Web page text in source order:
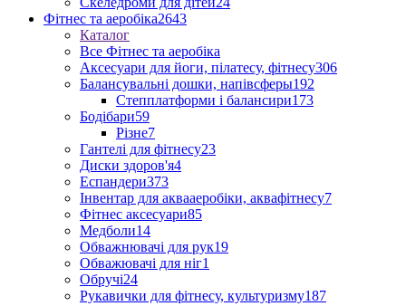
Фітнес та аеробіка2643
Каталог
Все Фітнес та аеробіка
Аксесуари для йоги, пілатесу, фітнесу306
Балансувальні дошки, напівсферы192
Степплатформи і балансири173
Бодібари59
Різне7
Гантелі для фітнесу23
Диски здоров'я4
Еспандери373
Інвентар для аквааеробіки, аквафітнесу7
Фітнес аксесуари85
Медболи14
Обважнювачі для рук19
Обважювачі для ніг1
Обручі24
Рукавички для фітнесу, культуризму187